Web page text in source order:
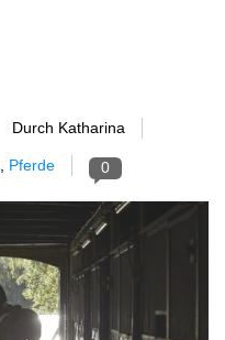
Durch Katharina
Pferde 0